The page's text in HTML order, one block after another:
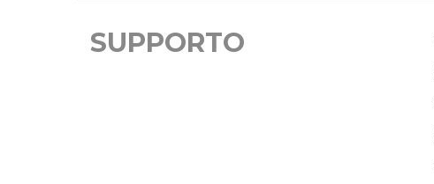
SUPPORTO